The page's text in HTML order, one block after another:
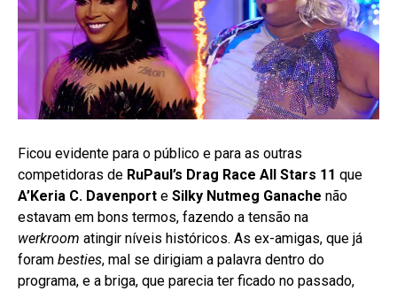
Ficou evidente para o público e para as outras
competidoras de RuPaul’s Drag Race All Stars 11 que
A’Keria C. Davenport e Silky Nutmeg Ganache não
estavam em bons termos, fazendo a tensão na
werkroom atingir níveis históricos. As ex-amigas, que já
foram besties, mal se dirigiam a palavra dentro do
programa, e a briga, que parecia ter ficado no passado,